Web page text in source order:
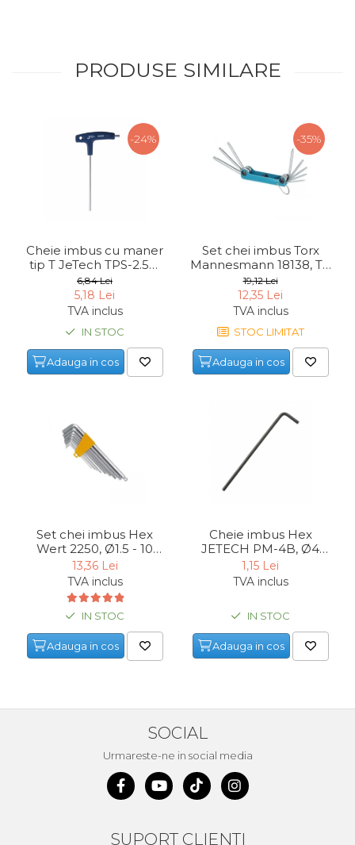
PRODUSE SIMILARE
-24%
Cheie imbus cu maner
tip T JeTech TPS-2.5C,
Ø2.5 mm
6,84 Lei
5,18 Lei
TVA inclus
IN STOC
Adauga in cos
Set chei imbus Hex
Wert 2250, Ø1.5 - 10
mm, 9 piese
13,36 Lei
TVA inclus
IN STOC
Adauga in cos
-35%
Set chei imbus Torx
Mannesmann 18138, T9
- T40, 8 piese
19,12 Lei
12,35 Lei
TVA inclus
STOC LIMITAT
Adauga in cos
Cheie imbus Hex
JETECH PM-4B, Ø4
mm
1,15 Lei
TVA inclus
IN STOC
Adauga in cos
SOCIAL
Urmareste-ne in social media
SUPORT CLIENTI